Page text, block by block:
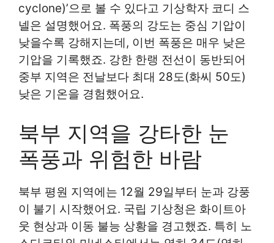
cyclone)’으로 볼 수 있다고 기상학자 코디 스
넬은 설명했어요. 폭풍의 강도는 중심 기압이
낮을수록 강해지는데, 이번 폭풍은 매우 낮은
기압을 기록했죠. 강한 한랭 전선이 동반되어
중부 지역은 전날보다 최대 28도(화씨 50도)
낮은 기온을 경험했어요.
북부 지역을 강타한 눈
폭풍과 위험한 바람
북부 평원 지역에는 12월 29일부터 눈과 강풍
이 불기 시작했어요. 국립 기상청은 화이트아
웃 현상과 이동 불능 상황을 경고했죠. 특히 노